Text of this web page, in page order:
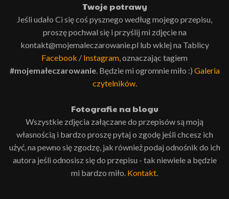
Twoje potrawy
Jeśli udało Ci się coś pysznego według mojego przepisu,
proszę pochwal się i przyślij mi zdjęcie na
kontakt@mojemaleczarowanie.pl lub wklej na Tablicy
Facebook / Instagram, oznaczając tagiem
#mojemałeczarowanie. Będzie mi ogromnie miło :) Galeria
czytelników.
Fotografie na blogu
Wszystkie zdjęcia załączane do przepisów są moją
własnością i bardzo proszę pytaj o zgodę jeśli chcesz ich
użyć, na pewno się zgodzę, jak również podaj odnośnik do ich
autora jeśli odnosisz się do przepisu - tak niewiele a będzie
mi bardzo miło. Kontakt.